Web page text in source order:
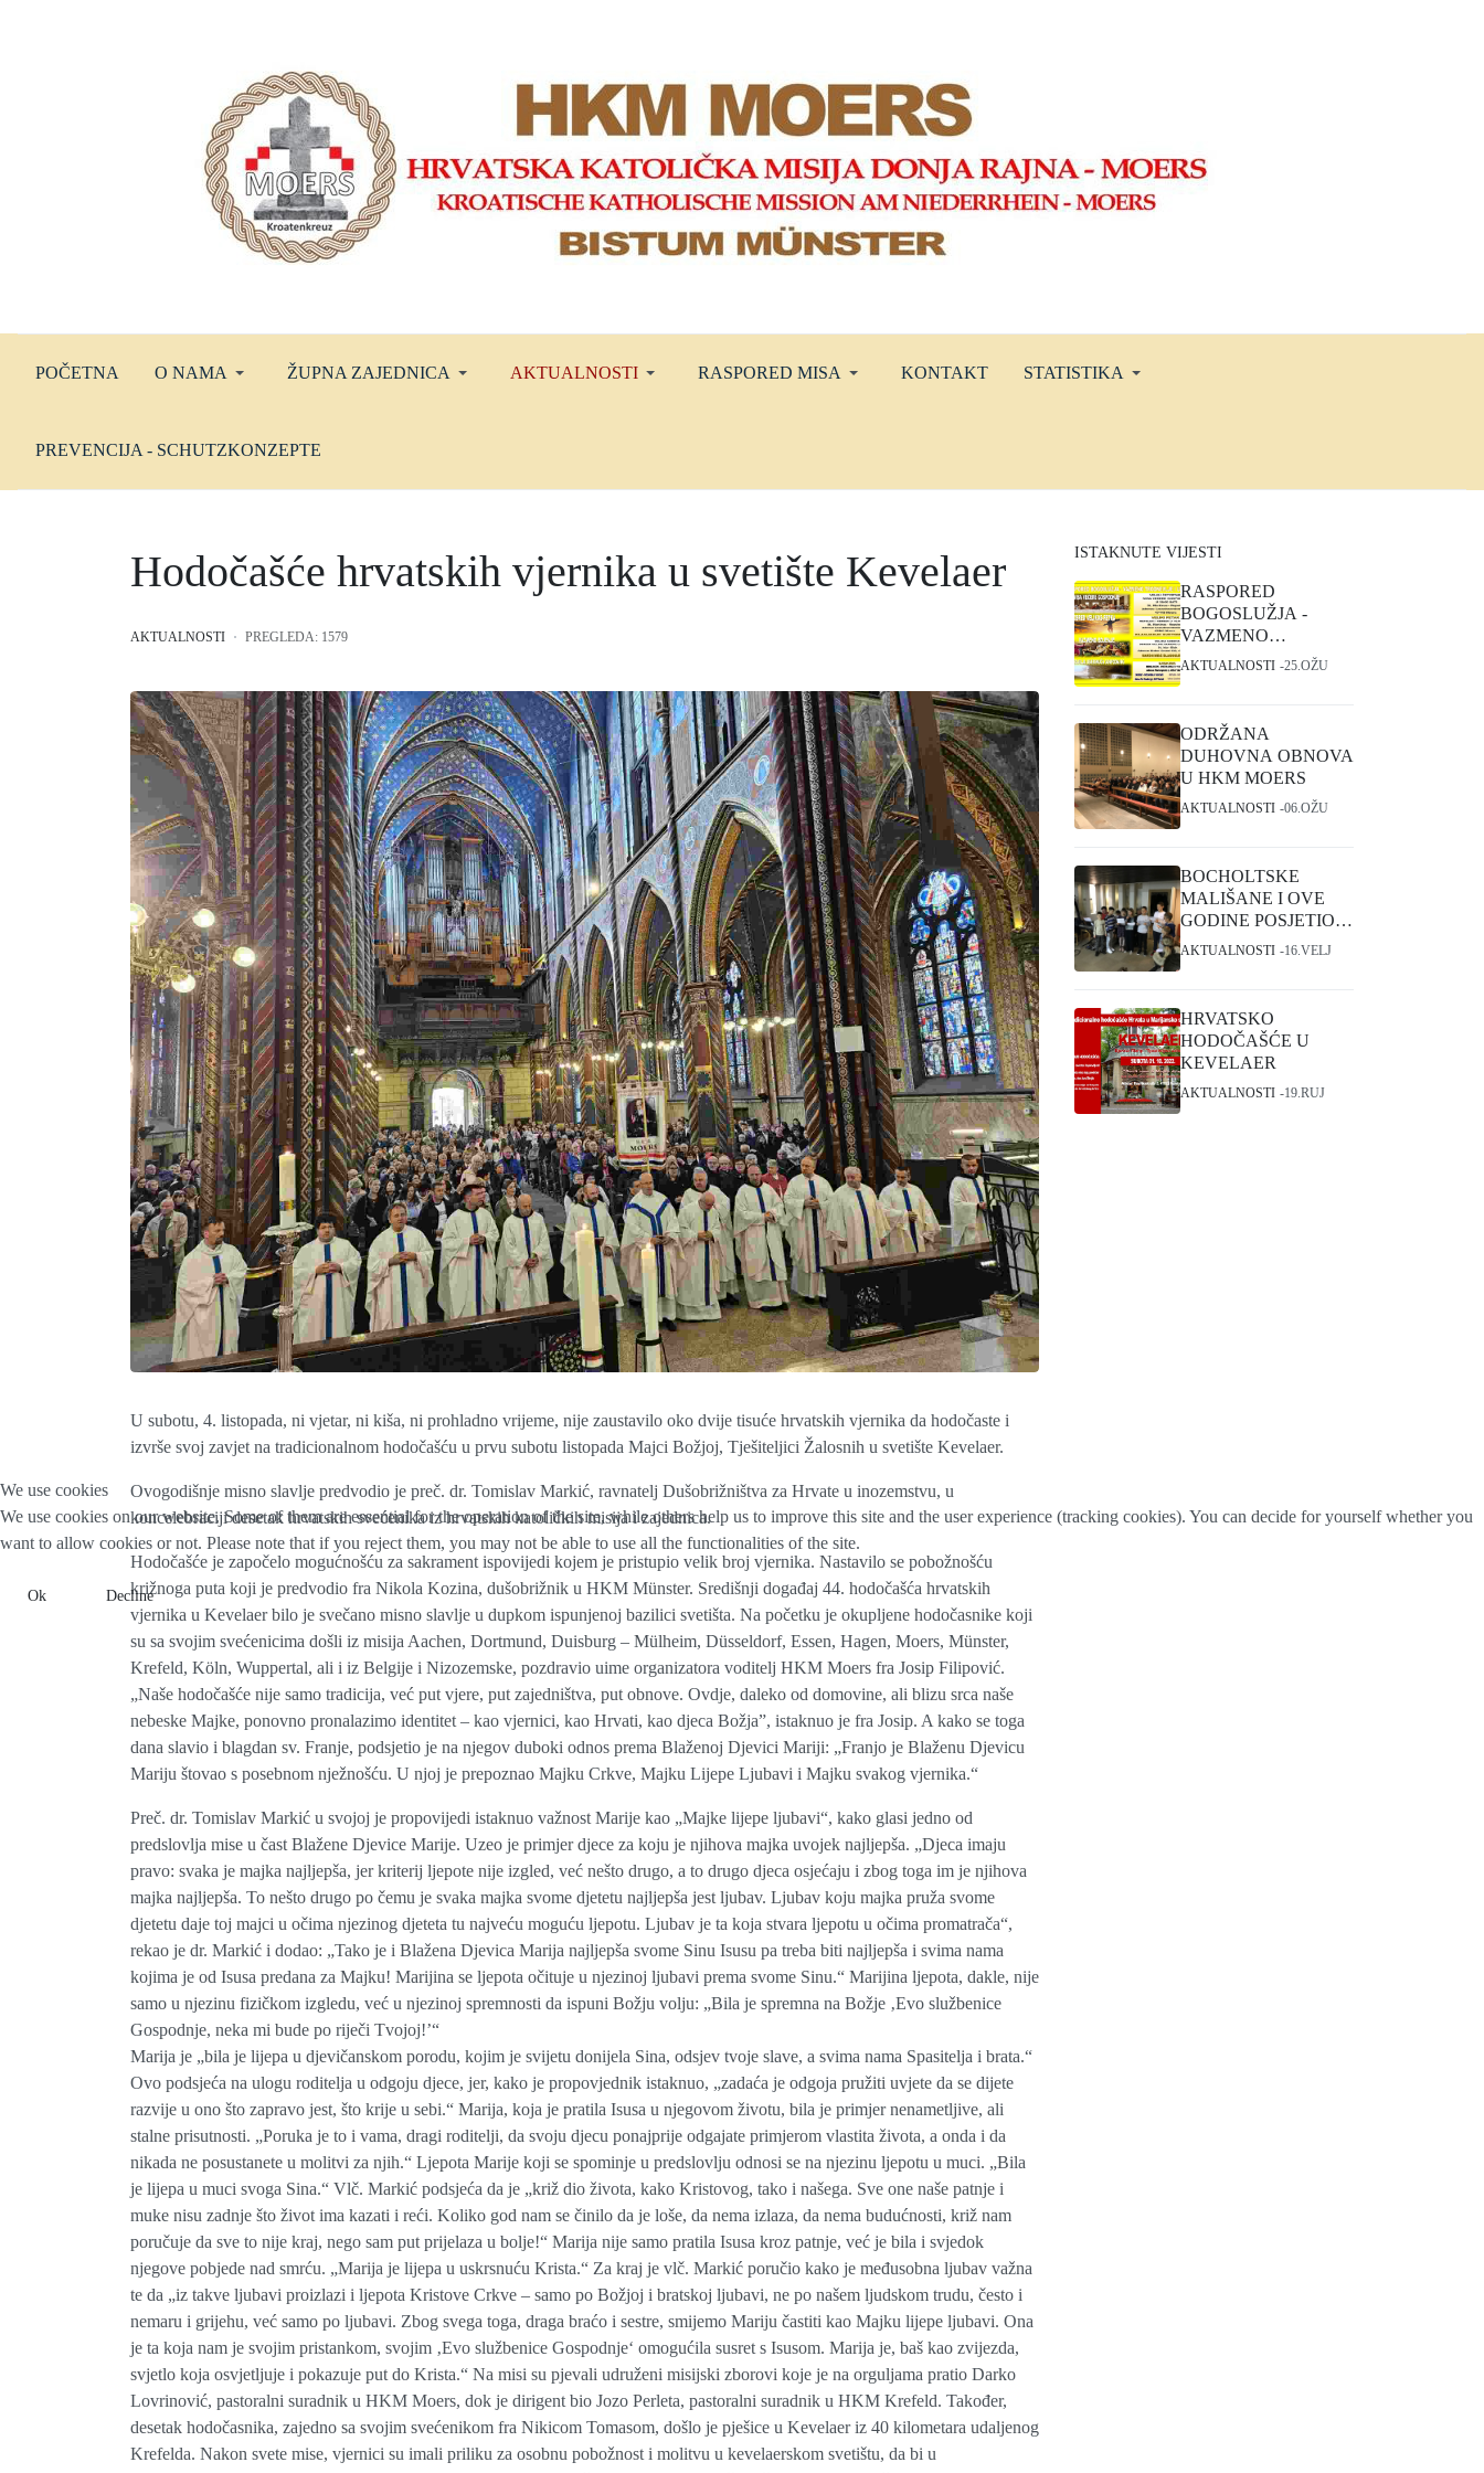
POČETNA O NAMA ŽUPNA ZAJEDNICA AKTUALNOSTI RASPORED MISA KONTAKT STATISTIKA
PREVENCIJA - SCHUTZKONZEPTE
Hodočašće hrvatskih vjernika u svetište Kevelaer
AKTUALNOSTI PREGLEDA: 1579
U subotu, 4. listopada, ni vjetar, ni kiša, ni prohladno vrijeme, nije zaustavilo oko dvije tisuće hrvatskih vjernika da hodočaste i
izvrše svoj zavjet na tradicionalnom hodočašću u prvu subotu listopada Majci Božjoj, Tješiteljici Žalosnih u svetište Kevelaer.
Ovogodišnje misno slavlje predvodio je preč. dr. Tomislav Markić, ravnatelj Dušobrižništva za Hrvate u inozemstvu, u
koncelebraciji desetak hrvatskih svećenika iz hrvatskih katoličkih misija i zajednica.
Hodočašće je započelo mogućnošću za sakrament ispovijedi kojem je pristupio velik broj vjernika. Nastavilo se pobožnošću
križnoga puta koji je predvodio fra Nikola Kozina, dušobrižnik u HKM Münster. Središnji događaj 44. hodočašća hrvatskih
vjernika u Kevelaer bilo je svečano misno slavlje u dupkom ispunjenoj bazilici svetišta. Na početku je okupljene hodočasnike koji
su sa svojim svećenicima došli iz misija Aachen, Dortmund, Duisburg – Mülheim, Düsseldorf, Essen, Hagen, Moers, Münster,
Krefeld, Köln, Wuppertal, ali i iz Belgije i Nizozemske, pozdravio uime organizatora voditelj HKM Moers fra Josip Filipović.
„Naše hodočašće nije samo tradicija, već put vjere, put zajedništva, put obnove. Ovdje, daleko od domovine, ali blizu srca naše
nebeske Majke, ponovno pronalazimo identitet – kao vjernici, kao Hrvati, kao djeca Božja”, istaknuo je fra Josip. A kako se toga
dana slavio i blagdan sv. Franje, podsjetio je na njegov duboki odnos prema Blaženoj Djevici Mariji: „Franjo je Blaženu Djevicu
Mariju štovao s posebnom nježnošću. U njoj je prepoznao Majku Crkve, Majku Lijepe Ljubavi i Majku svakog vjernika.“
Preč. dr. Tomislav Markić u svojoj je propovijedi istaknuo važnost Marije kao „Majke lijepe ljubavi“, kako glasi jedno od
predslovlja mise u čast Blažene Djevice Marije. Uzeo je primjer djece za koju je njihova majka uvojek najljepša. „Djeca imaju
pravo: svaka je majka najljepša, jer kriterij ljepote nije izgled, već nešto drugo, a to drugo djeca osjećaju i zbog toga im je njihova
majka najljepša. To nešto drugo po čemu je svaka majka svome djetetu najljepša jest ljubav. Ljubav koju majka pruža svome
djetetu daje toj majci u očima njezinog djeteta tu najveću moguću ljepotu. Ljubav je ta koja stvara ljepotu u očima promatrača“,
rekao je dr. Markić i dodao: „Tako je i Blažena Djevica Marija najljepša svome Sinu Isusu pa treba biti najljepša i svima nama
kojima je od Isusa predana za Majku! Marijina se ljepota očituje u njezinoj ljubavi prema svome Sinu.“ Marijina ljepota, dakle, nije
samo u njezinu fizičkom izgledu, već u njezinoj spremnosti da ispuni Božju volju: „Bila je spremna na Božje ‚Evo službenice
Gospodnje, neka mi bude po riječi Tvojoj!’“
Marija je „bila je lijepa u djevičanskom porodu, kojim je svijetu donijela Sina, odsjev tvoje slave, a svima nama Spasitelja i brata.“
Ovo podsjeća na ulogu roditelja u odgoju djece, jer, kako je propovjednik istaknuo, „zadaća je odgoja pružiti uvjete da se dijete
razvije u ono što zapravo jest, što krije u sebi.“ Marija, koja je pratila Isusa u njegovom životu, bila je primjer nenametljive, ali
stalne prisutnosti. „Poruka je to i vama, dragi roditelji, da svoju djecu ponajprije odgajate primjerom vlastita života, a onda i da
nikada ne posustanete u molitvi za njih.“ Ljepota Marije koji se spominje u predslovlju odnosi se na njezinu ljepotu u muci. „Bila
je lijepa u muci svoga Sina.“ Vlč. Markić podsjeća da je „križ dio života, kako Kristovog, tako i našega. Sve one naše patnje i
muke nisu zadnje što život ima kazati i reći. Koliko god nam se činilo da je loše, da nema izlaza, da nema budućnosti, križ nam
poručuje da sve to nije kraj, nego sam put prijelaza u bolje!“ Marija nije samo pratila Isusa kroz patnje, već je bila i svjedok
njegove pobjede nad smrću. „Marija je lijepa u uskrsnuću Krista.“ Za kraj je vlč. Markić poručio kako je međusobna ljubav važna
te da „iz takve ljubavi proizlazi i ljepota Kristove Crkve – samo po Božjoj i bratskoj ljubavi, ne po našem ljudskom trudu, često i
nemaru i grijehu, već samo po ljubavi. Zbog svega toga, draga braćo i sestre, smijemo Mariju častiti kao Majku lijepe ljubavi. Ona
je ta koja nam je svojim pristankom, svojim ‚Evo službenice Gospodnje‘ omogućila susret s Isusom. Marija je, baš kao zvijezda,
svjetlo koja osvjetljuje i pokazuje put do Krista.“ Na misi su pjevali udruženi misijski zborovi koje je na orguljama pratio Darko
Lovrinović, pastoralni suradnik u HKM Moers, dok je dirigent bio Jozo Perleta, pastoralni suradnik u HKM Krefeld. Također,
desetak hodočasnika, zajedno sa svojim svećenikom fra Nikicom Tomasom, došlo je pješice u Kevelaer iz 40 kilometara udaljenog
Krefelda. Nakon svete mise, vjernici su imali priliku za osobnu pobožnost i molitvu u kevelaerskom svetištu, da bi u
ISTAKNUTE VIJESTI
RASPORED
BOGOSLUŽJA -
VAZMENO
TRODNEVLJE I
AKTUALNOSTI 25.OŽU
ODRŽANA
DUHOVNA OBNOVA
U HKM MOERS
AKTUALNOSTI 06.OŽU
BOCHOLTSKE
MALIŠANE I OVE
GODINE POSJETIO
SVETI NIKOLA
AKTUALNOSTI 16.VELJ
HRVATSKO
HODOČAŠĆE U
KEVELAER
AKTUALNOSTI 19.RUJ
We use cookies
We use cookies on our website. Some of them are essential for the operation of the site, while others help us to improve this site and the user experience (tracking cookies). You can decide for yourself whether you
want to allow cookies or not. Please note that if you reject them, you may not be able to use all the functionalities of the site.
Ok Decline